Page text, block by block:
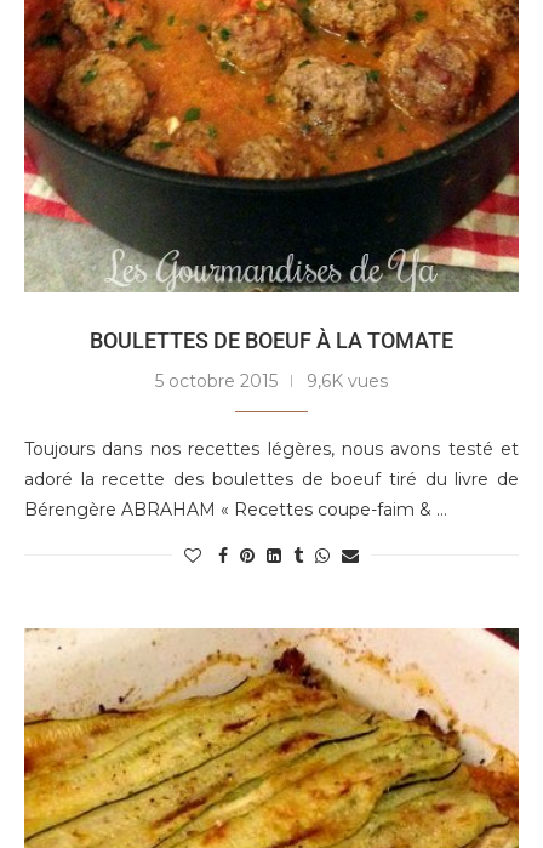
BOULETTES DE BOEUF À LA TOMATE
5 octobre 2015 9,6K vues
Toujours dans nos recettes légères, nous avons testé et
adoré la recette des boulettes de boeuf tiré du livre de
Bérengère ABRAHAM « Recettes coupe-faim & …